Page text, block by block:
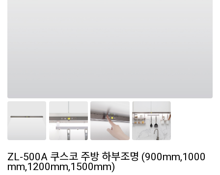
ZL-500A 쿠스코 주방 하부조명 (900mm,1000
mm,1200mm,1500mm)